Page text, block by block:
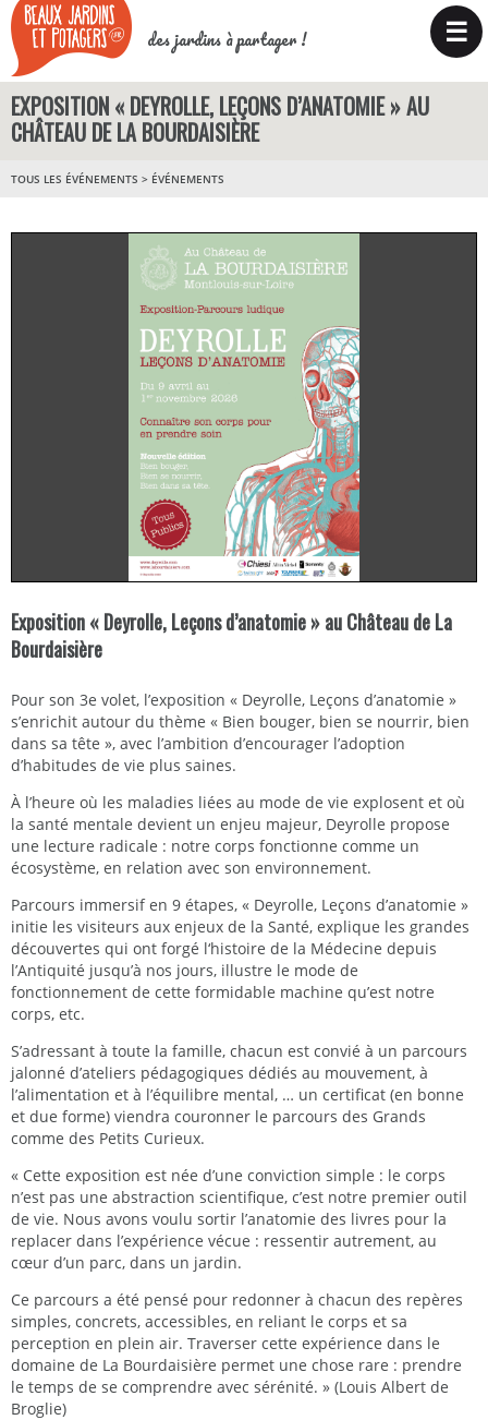
des jardins à partager ! ☰
EXPOSITION « DEYROLLE, LEÇONS D’ANATOMIE » AU
CHÂTEAU DE LA BOURDAISIÈRE
TOUS LES ÉVÉNEMENTS > ÉVÉNEMENTS
Exposition « Deyrolle, Leçons d’anatomie » au Château de La
Bourdaisière
Pour son 3e volet, l’exposition « Deyrolle, Leçons d’anatomie »
s’enrichit autour du thème « Bien bouger, bien se nourrir, bien
dans sa tête », avec l’ambition d’encourager l’adoption
d’habitudes de vie plus saines.
À l’heure où les maladies liées au mode de vie explosent et où
la santé mentale devient un enjeu majeur, Deyrolle propose
une lecture radicale : notre corps fonctionne comme un
écosystème, en relation avec son environnement.
Parcours immersif en 9 étapes, « Deyrolle, Leçons d’anatomie »
initie les visiteurs aux enjeux de la Santé, explique les grandes
découvertes qui ont forgé l‘histoire de la Médecine depuis
l’Antiquité jusqu’à nos jours, illustre le mode de
fonctionnement de cette formidable machine qu’est notre
corps, etc.
S’adressant à toute la famille, chacun est convié à un parcours
jalonné d’ateliers pédagogiques dédiés au mouvement, à
l’alimentation et à l’équilibre mental, … un certificat (en bonne
et due forme) viendra couronner le parcours des Grands
comme des Petits Curieux.
« Cette exposition est née d’une conviction simple : le corps
n’est pas une abstraction scientifique, c’est notre premier outil
de vie. Nous avons voulu sortir l’anatomie des livres pour la
replacer dans l’expérience vécue : ressentir autrement, au
cœur d’un parc, dans un jardin.
Ce parcours a été pensé pour redonner à chacun des repères
simples, concrets, accessibles, en reliant le corps et sa
perception en plein air. Traverser cette expérience dans le
domaine de La Bourdaisière permet une chose rare : prendre
le temps de se comprendre avec sérénité. » (Louis Albert de
Broglie)